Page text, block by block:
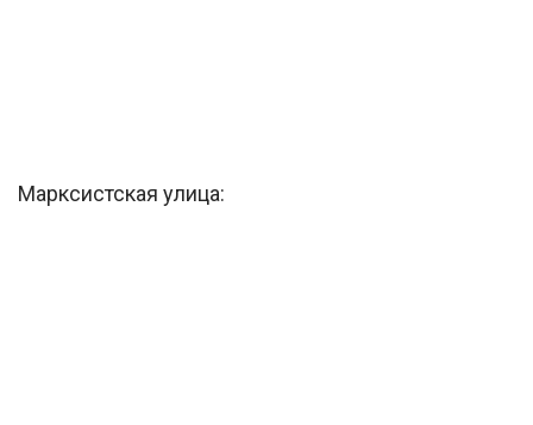
Марксистская улица: